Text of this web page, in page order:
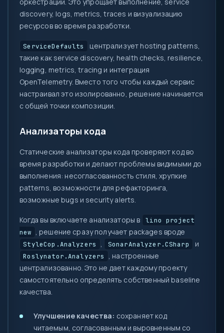
discovery, logs, metrics, traces и визуализацию
ресурсов во время разработки.
ServiceDefaults
централизует hosting patterns,
такие как service discovery, health checks, resilience,
logging, metrics, tracing и интеграция
OpenTelemetry. Вместо того чтобы каждый сервис
настраивал это изолированно, решение начинается
с общей точки композиции.
Анализаторы кода
Статические анализаторы кода проверяют код во
время разработки и делают проблемы видимыми до
выполнения: несогласованность стиля, хрупкие
patterns, возможности для рефакторинга,
возможные bugs и security alerts.
Когда вы включаете анализаторы в
lino project
new
, решение сразу получает packages вроде
StyleCop.Analyzers SonarAnalyzer.CSharp и
Roslynator.Analyzers
, настроенные
централизованно. Это не дает каждому проекту
самостоятельно определять собственный baseline
качества.
Улучшение качества: сохраняет код
читаемым, согласованным и выровненным со